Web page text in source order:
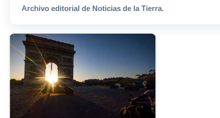
Archivo editorial de Noticias de la Tierra.